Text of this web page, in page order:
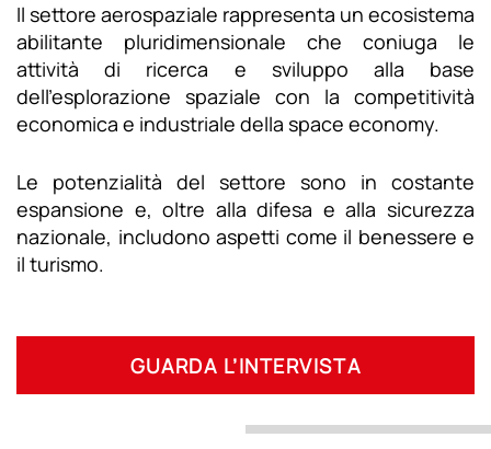
Il settore aerospaziale rappresenta un ecosistema
abilitante pluridimensionale che coniuga le
attività di ricerca e sviluppo alla base
dell’esplorazione spaziale con la competitività
economica e industriale della space economy.
Le potenzialità del settore sono in costante
espansione e, oltre alla difesa e alla sicurezza
nazionale, includono aspetti come il benessere e
il turismo.
GUARDA L’INTERVISTA